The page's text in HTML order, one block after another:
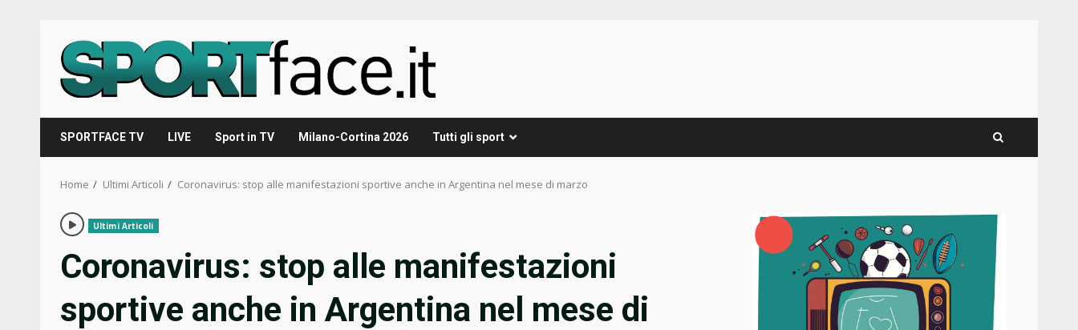
content
SPORTFACE TV LIVE Sport in TV Milano-Cortina 2026 Tutti gli sport
Home Ultimi Articoli Coronavirus: stop alle manifestazioni sportive anche in Argentina nel mese di marzo
Ultimi Articoli
Coronavirus: stop alle manifestazioni
sportive anche in Argentina nel mese di